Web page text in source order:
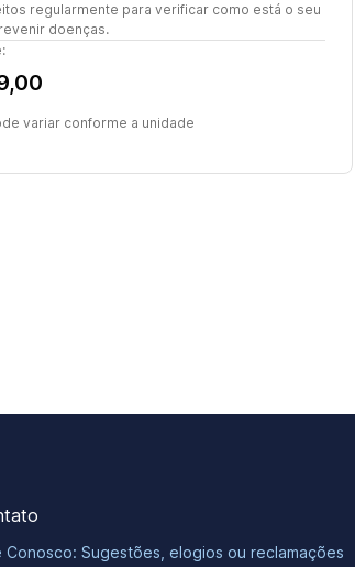
regularmente para verificar como está o seu
doenças.
variar conforme a unidade
Conosco: Sugestões, elogios ou reclamações